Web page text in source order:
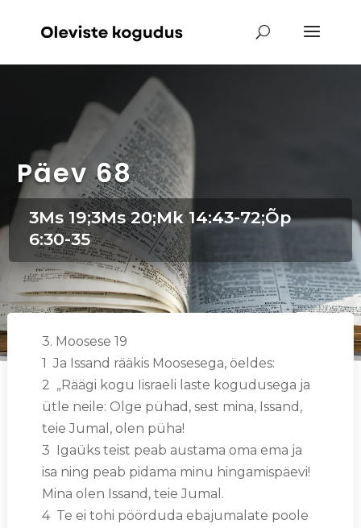
Päev 68
3Ms 19;3Ms 20;Mk 14:43-72;Õp
6:30-35
3. Moosese 19
1 Ja Issand rääkis Moosesega, öeldes:
2 „Räägi kogu Iisraeli laste kogudusega ja
ütle neile: Olge pühad, sest mina, Issand,
teie Jumal, olen püha!
3 Igaüks teist peab austama oma ema ja
isa ning peab pidama minu hingamispäevi!
Mina olen Issand, teie Jumal.
4 Te ei tohi pöörduda ebajumalate poole